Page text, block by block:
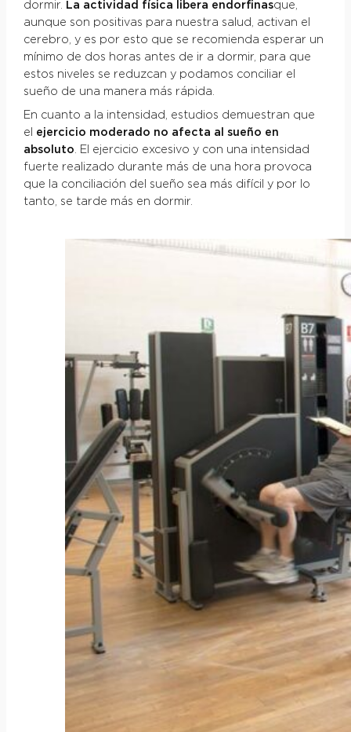
dormir.
La actividad física libera endorfinasque,
aunque son positivas para nuestra salud, activan el
cerebro, y es por esto que se recomienda esperar un
mínimo de dos horas antes de ir a dormir, para que
estos niveles se reduzcan y podamos conciliar el
sueño de una manera más rápida.
En cuanto a la intensidad, estudios demuestran que
el
ejercicio moderado no afecta al sueño en
absoluto. El ejercicio excesivo y con una intensidad
fuerte realizado durante más de una hora provoca
que la conciliación del sueño sea más difícil y por lo
tanto, se tarde más en dormir.